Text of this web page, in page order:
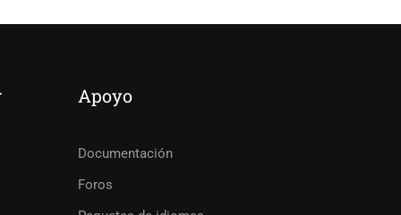
Apoyo
Documentación
Foros